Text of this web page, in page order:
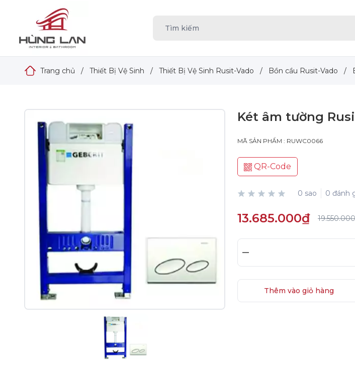
Trang chủ / Thiết Bị Vệ Sinh / Thiết Bị Vệ Sinh Rusit-Vado / Bồn cầu Rusit-Vado /
Két âm tường
MÃ SẢN PHẨM : RUWC0066
QR-Code
0 sao 0 đánh
13.685.000₫
–
Thêm vào giỏ hàng